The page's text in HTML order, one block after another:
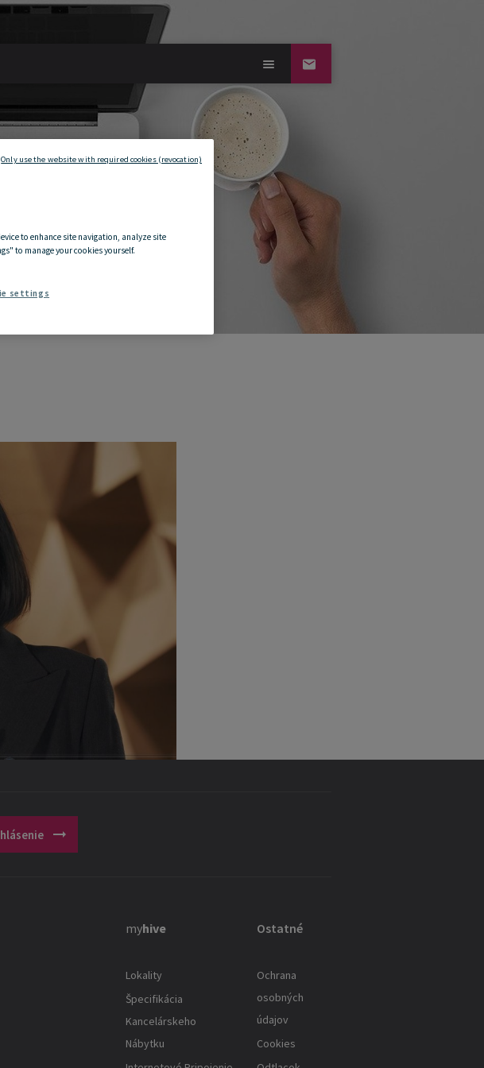
arrow_right_alt
myhive
Lokality
Špecifikácia
Kancelárskeho
Nábytku
Ostatné
Ochrana
osobných
údajov
Cookies
to enhance site navigation, analyze site
to manage your cookies yourself.
settings
Only use the website with required cookies (revocation)